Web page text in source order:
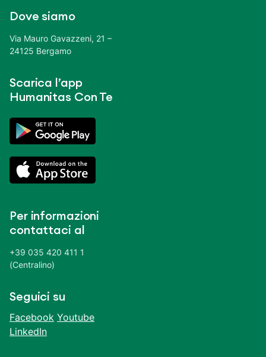
Dove siamo
Via Mauro Gavazzeni, 21 –
24125 Bergamo
Scarica l’app
Humanitas Con Te
Per informazioni
contattaci al
+39 035 420 411 1
(Centralino)
Seguici su
Facebook Youtube
LinkedIn